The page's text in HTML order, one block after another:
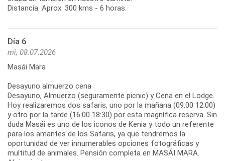
Distancia: Aprox. 300 kms - 6 horas.
Día 6
mi, 08.07.2026
Masái Mara
Desayuno almuerzo cena
Desayuno, Almuerzo (seguramente picnic) y Cena en el Lodge.
Hoy realizaremos dos safaris, uno por la mañana (09:00 12:00)
y otro por la tarde (16:00 18:30) por esta magnífica reserva. Sin
duda Masái es uno de los iconos de Kenia y todo un referente
para los amantes de los Safaris, ya que tendremos la
oportunidad de ver innumerables opciones fotográficas y
multitud de animales. Pensión completa en MASÁI MARA.